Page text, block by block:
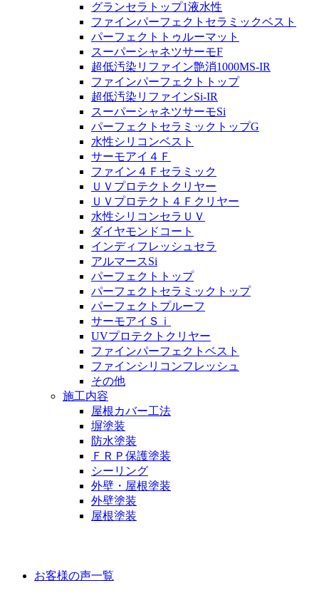
グランセラトップ1液水性
ファインパーフェクトセラミックベスト
パーフェクトトゥルーマット
スーパーシャネツサーモF
超低汚染リファイン艶消1000MS-IR
ファインパーフェクトトップ
超低汚染リファインSi-IR
スーパーシャネツサーモSi
パーフェクトセラミックトップG
水性シリコンベスト
サーモアイ４Ｆ
ファイン４Ｆセラミック
ＵＶプロテクトクリヤー
ＵＶプロテクト４Ｆクリヤー
水性シリコンセラＵＶ
ダイヤモンドコート
インディフレッシュセラ
アルマースSi
パーフェクトトップ
パーフェクトセラミックトップ
パーフェクトプルーフ
サーモアイＳｉ
UVプロテクトクリヤー
ファインパーフェクトベスト
ファインシリコンフレッシュ
その他
施工内容
屋根カバー工法
塀塗装
防水塗装
ＦＲＰ保護塗装
シーリング
外壁・屋根塗装
外壁塗装
屋根塗装
お客様の声一覧